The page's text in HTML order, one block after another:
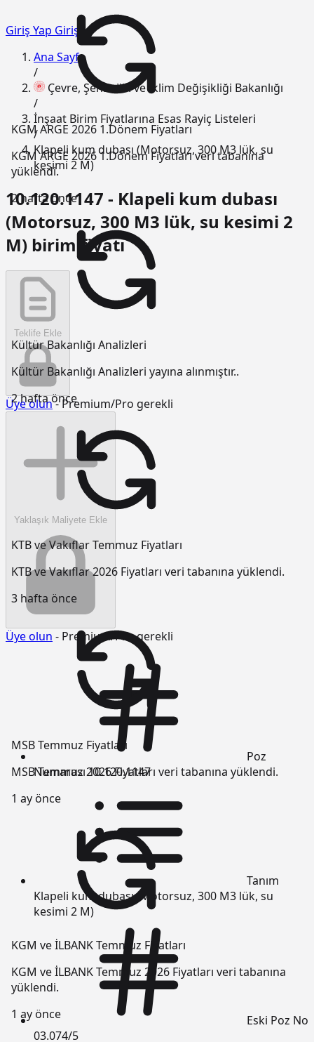
KGM ARGE 2026 1.Dönem Fiyatları
KGM ARGE 2026 1.Dönem Fiyatları veri tabanına
yüklendi.
2 hafta önce
Kültür Bakanlığı Analizleri
Kültür Bakanlığı Analizleri yayına alınmıştır..
2 hafta önce
KTB ve Vakıflar Temmuz Fiyatları
KTB ve Vakıflar 2026 Fiyatları veri tabanına yüklendi.
3 hafta önce
MSB Temmuz Fiyatları
MSB Temmuz 2026 Fiyatları veri tabanına yüklendi.
1 ay önce
KGM ve İLBANK Temmuz Fiyatları
KGM ve İLBANK Temmuz 2026 Fiyatları veri tabanına
yüklendi.
1 ay önce
Giriş Yap Giriş
Ana Sayfa
/
Çevre, Şehircilik ve İklim Değişikliği Bakanlığı
/
İnşaat Birim Fiyatlarına Esas Rayiç Listeleri
/
Klapeli kum dubası (Motorsuz, 300 M3 lük, su
kesimi 2 M)
10.120.1147 - Klapeli kum dubası
(Motorsuz, 300 M3 lük, su kesimi 2
M) birim fiyatı
Teklife Ekle
Üye olun- Premium/Pro gerekli
Yaklaşık Maliyete Ekle
Üye olun - Premium/Pro gerekli
Poz
Numarası 10.120.1147
Tanım
Klapeli kum dubası (Motorsuz, 300 M3 lük, su
kesimi 2 M)
Eski Poz No
03.074/5